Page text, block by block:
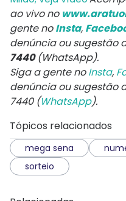
ao vivo no
gente noInsta,
denúncia ou sugestão
7440(WhatsApp).
Siga a gente noInsta,
denúncia ou sugestão
7440 (WhatsApp).
Tópicos relacionados
mega sena
sorteio